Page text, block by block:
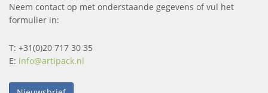
Neem contact op met onderstaande gegevens of vul het
formulier in:
T: +31(0)20 717 30 35
E: info@artipack.nl